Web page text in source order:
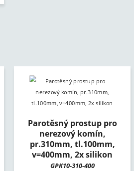
Parotěsný prostup pro
nerezový komín,
pr.310mm, tl.100mm,
v=400mm, 2x silikon
GPK10-310-400